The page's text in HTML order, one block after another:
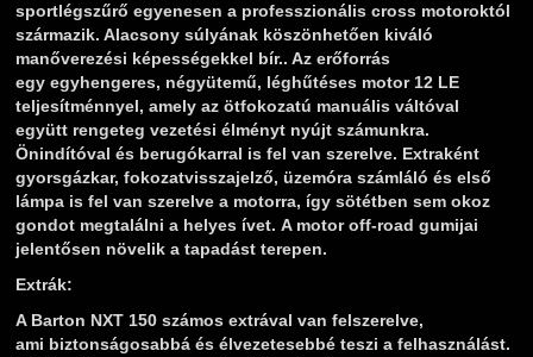
sportlégszűrő egyenesen a professzionális cross motoroktól
származik. Alacsony súlyának köszönhetően kiváló
manőverezési képességekkel bír.. Az erőforrás
egy egyhengeres, négyütemű, léghűtéses motor 12 LE
teljesítménnyel, amely az ötfokozatú manuális váltóval
együtt rengeteg vezetési élményt nyújt számunkra.
Önindítóval és berugókarral is fel van szerelve. Extraként
gyorsgázkar, fokozatvisszajelző, üzemóra számláló és első
lámpa is fel van szerelve a motorra, így sötétben sem okoz
gondot megtalálni a helyes ívet. A motor off-road gumijai
jelentősen növelik a tapadást terepen.
Extrák:
A Barton NXT 150 számos extrával van felszerelve,
ami biztonságosabbá és élvezetesebbé teszi a felhasználást.